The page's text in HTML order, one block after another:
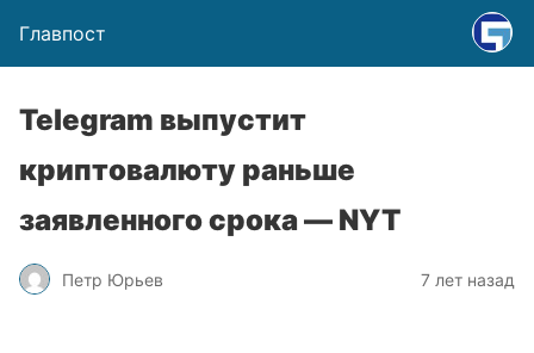
Главпост
Telegram выпустит
криптовалюту раньше
заявленного срока — NYT
Петр Юрьев 7 лет назад